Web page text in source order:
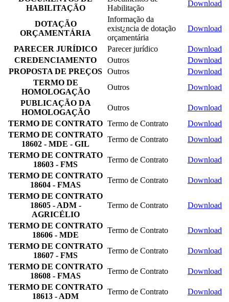
HABILITAÇÃO
Habilitação
Download
DOTAÇÃO
ORÇAMENTÁRIA
Informação da
exist¿ncia de dotação
orçamentária
Download
PARECER JURÍDICO Parecer jurídico
Download
CREDENCIAMENTO
Outros
Download
PROPOSTA DE PREÇOS Outros
Download
TERMO DE
HOMOLOGAÇÃO
Outros
Download
PUBLICAÇÃO DA
HOMOLOGAÇÃO
Outros
Download
TERMO DE CONTRATO Termo de Contrato
Download
TERMO DE CONTRATO
18602 - MDE - GIL
Termo de Contrato
Download
TERMO DE CONTRATO
18603 - FMS
Termo de Contrato
Download
TERMO DE CONTRATO
18604 - FMAS
Termo de Contrato
Download
TERMO DE CONTRATO
18605 - ADM -
AGRICÉLIO
Termo de Contrato Download
TERMO DE CONTRATO
18606 - MDE
Termo de Contrato
Download
TERMO DE CONTRATO
18607 - FMS
Termo de Contrato
Download
TERMO DE CONTRATO
18608 - FMAS
Termo de Contrato
Download
TERMO DE CONTRATO
18613 - ADM
Termo de Contrato
Download